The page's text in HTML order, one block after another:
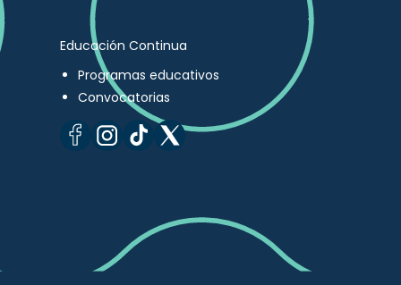
Educación Continua
Programas educativos
Convocatorias